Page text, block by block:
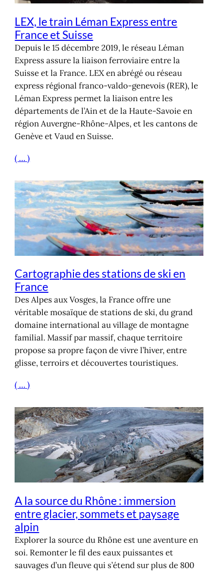
LEX, le train Léman Express entre
France et Suisse
Depuis le 15 décembre 2019, le réseau Léman
Express assure la liaison ferroviaire entre la
Suisse et la France. LEX en abrégé ou réseau
express régional franco-valdo-genevois (RER), le
Léman Express permet la liaison entre les
départements de l’Ain et de la Haute-Savoie en
région Auvergne-Rhône-Alpes, et les cantons de
Genève et Vaud en Suisse.
( … )
Cartographie des stations de ski en
France
Des Alpes aux Vosges, la France offre une
véritable mosaïque de stations de ski, du grand
domaine international au village de montagne
familial. Massif par massif, chaque territoire
propose sa propre façon de vivre l’hiver, entre
glisse, terroirs et découvertes touristiques.
( … )
A la source du Rhône : immersion
entre glacier, sommets et paysage
alpin
Explorer la source du Rhône est une aventure en
soi. Remonter le fil des eaux puissantes et
sauvages d’un fleuve qui s’étend sur plus de 800